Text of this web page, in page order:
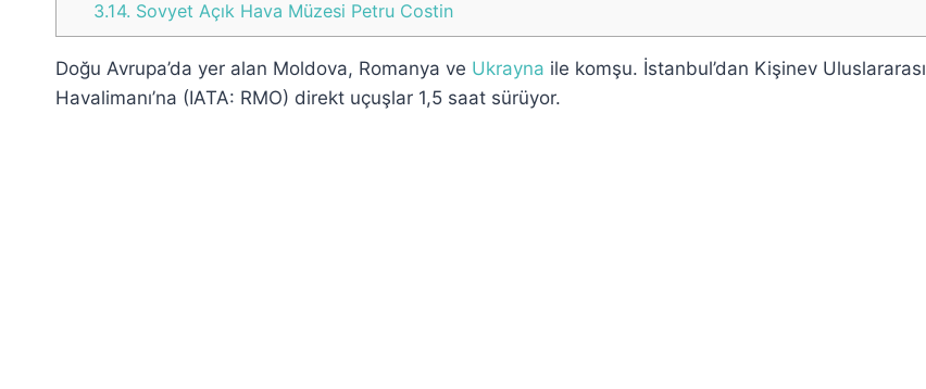
3.14. Sovyet Açık Hava Müzesi Petru Costin
Doğu Avrupa’da yer alan Moldova, Romanya ve Ukrayna ile komşu. İstanbul’dan Kişinev Uluslararası
Havalimanı’na (IATA: RMO) direkt uçuşlar 1,5 saat sürüyor.